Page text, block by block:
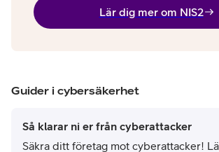
Lär dig mer om NIS2
Guider i cybersäkerhet
Så klarar ni er från cyberattacker
Säkra ditt företag mot cyberattacker!